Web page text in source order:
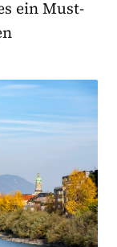
ein Must-